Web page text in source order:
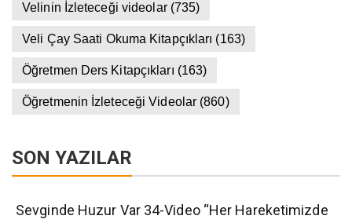
Velinin İzleteceği videolar(735)
Veli Çay Saati Okuma Kitapçıkları (163)
Öğretmen Ders Kitapçıkları (163)
Öğretmenin İzleteceği Videolar (860)
SON YAZILAR
Sevginde Huzur Var 34-Video “Her Hareketimizde